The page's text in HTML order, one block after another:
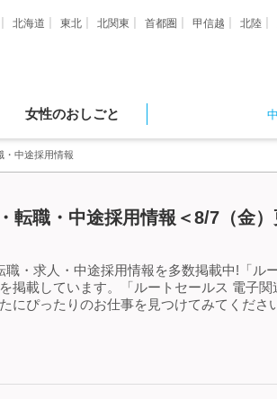
北海道 東北 北関東 首都圏 甲信越 北陸
女性のおしごと
・中途採用情報
転職・中途採用情報＜8/7（金）
・求人・中途採用情報を多数掲載中!「ル
載しています。「ルートセールス 電子関
にぴったりのお仕事を見つけてみてくださ